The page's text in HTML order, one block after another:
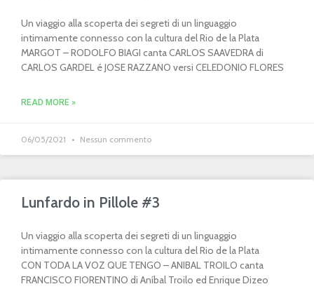
Un viaggio alla scoperta dei segreti di un linguaggio
intimamente connesso con la cultura del Rio de la Plata
MARGOT – RODOLFO BIAGI canta CARLOS SAAVEDRA di
CARLOS GARDEL é JOSE RAZZANO versi CELEDONIO FLORES
READ MORE »
06/05/2021 Nessun commento
Lunfardo in Pillole #3
Un viaggio alla scoperta dei segreti di un linguaggio
intimamente connesso con la cultura del Rio de la Plata
CON TODA LA VOZ QUE TENGO – ANIBAL TROILO canta
FRANCISCO FIORENTINO di Aníbal Troilo ed Enrique Dizeo